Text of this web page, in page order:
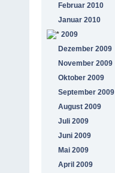
Februar 2010
Januar 2010
2009
Dezember 2009
November 2009
Oktober 2009
September 2009
August 2009
Juli 2009
Juni 2009
Mai 2009
April 2009